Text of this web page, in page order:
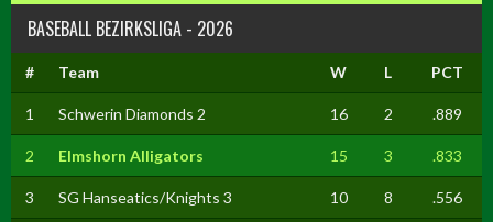
BASEBALL BEZIRKSLIGA - 2026
# Team W L PCT
1 Schwerin Diamonds 2 16 2 .889
2 Elmshorn Alligators 15 3 .833
3 SG Hanseatics/Knights 3 10 8 .556